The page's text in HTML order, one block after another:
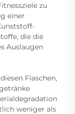
zu
einer
die die
Auslaugen
Flaschen,
weniger als